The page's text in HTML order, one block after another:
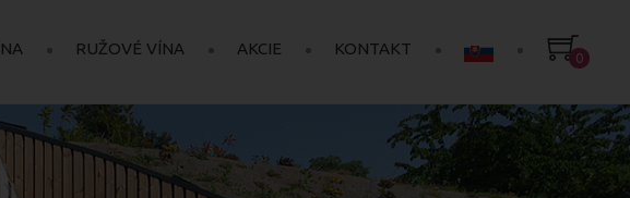
RUŽOVÉ VÍNA AKCIE KONTAKT 0